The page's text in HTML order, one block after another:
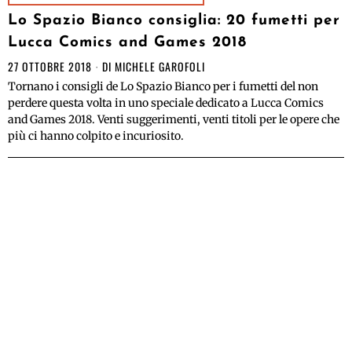
Lo Spazio Bianco consiglia: 20 fumetti per
Lucca Comics and Games 2018
27 OTTOBRE 2018 DI MICHELE GAROFOLI
Tornano i consigli de Lo Spazio Bianco per i fumetti del non
perdere questa volta in uno speciale dedicato a Lucca Comics
and Games 2018. Venti suggerimenti, venti titoli per le opere che
più ci hanno colpito e incuriosito.